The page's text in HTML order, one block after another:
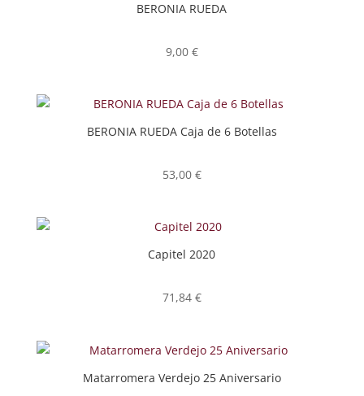
BERONIA RUEDA
9,00 €
BERONIA RUEDA Caja de 6 Botellas
53,00 €
Capitel 2020
71,84 €
Matarromera Verdejo 25 Aniversario